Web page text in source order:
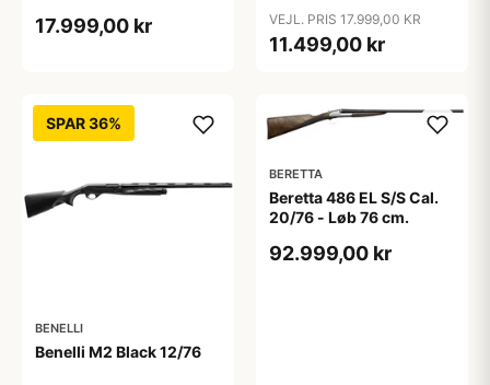
17.999,00 kr VEJL. PRIS 17.999,00 KR
11.499,00 kr
SPAR 36%
BENELLI
Benelli M2 Black 12/76
BERETTA
Beretta 486 EL S/S Cal.
20/76 - Løb 76 cm.
92.999,00 kr